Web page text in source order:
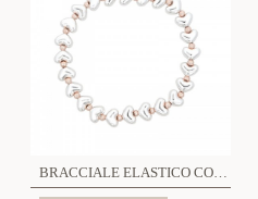
BRACCIALE ELASTICO CON CUORI - SW2252D257